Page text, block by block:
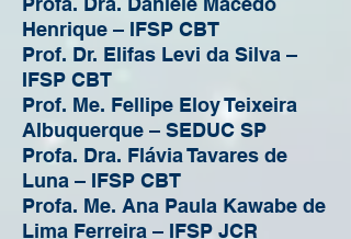
Henrique – IFSP CBT
Prof. Dr. Elifas Levi da Silva –
IFSP CBT
Prof. Me. Fellipe Eloy Teixeira
Albuquerque – SEDUC SP
Profa. Dra. Flávia Tavares de
Luna – IFSP CBT
Profa. Me. Ana Paula Kawabe de
Lima Ferreira – IFSP JCR